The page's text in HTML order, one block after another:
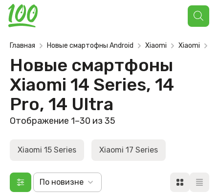
Поиск
товаров
Главная Новые смартофны Android Xiaomi Xiaomi
Новые смартфоны
Xiaomi 14 Series, 14
Pro, 14 Ultra
Отображение 1–30 из 35
Xiaomi 15 Series Xiaomi 17 Series
По новизне